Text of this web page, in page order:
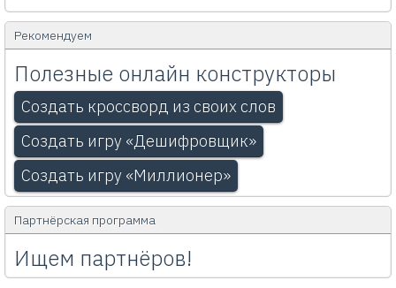
Рекомендуем
Полезные онлайн конструкторы
Создать кроссворд из своих слов
Создать игру «Дешифровщик»
Создать игру «Миллионер»
Партнёрская программа
Ищем партнёров!